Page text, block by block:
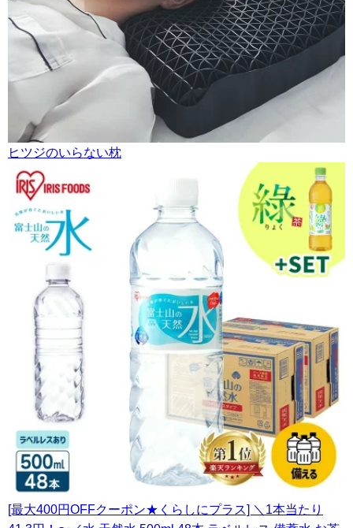
ヒツジのいらない枕
[最大400円OFFクーポン★くらしにプラス] ＼1本当たり